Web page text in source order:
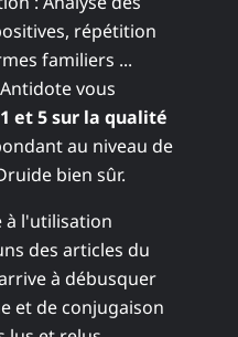
répétition
familiers ...
vous
et 5 sur la qualité
au niveau de
bien sûr.
l'utilisation
des articles du
à débusquer
et de conjugaison